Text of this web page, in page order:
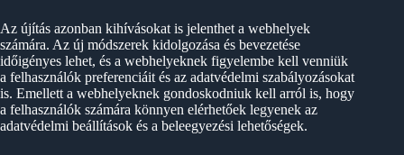
Az újítás azonban kihívásokat is jelenthet a webhelyek
számára. Az új módszerek kidolgozása és bevezetése
időigényes lehet, és a webhelyeknek figyelembe kell venniük
a felhasználók preferenciáit és az adatvédelmi szabályozásokat
is. Emellett a webhelyeknek gondoskodniuk kell arról is, hogy
a felhasználók számára könnyen elérhetőek legyenek az
adatvédelmi beállítások és a beleegyezési lehetőségek.